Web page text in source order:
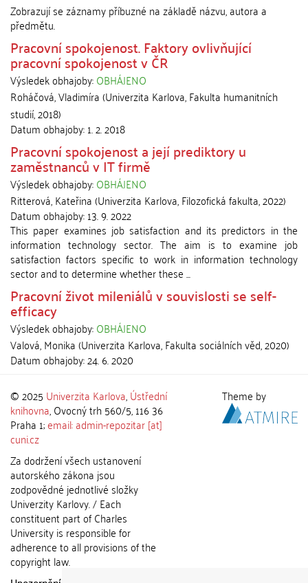
Zobrazují se záznamy příbuzné na základě názvu, autora a
předmětu.
Pracovní spokojenost. Faktory ovlivňující
pracovní spokojenost v ČR
Výsledek obhajoby:OBHÁJENO
Roháčová, Vladimíra(Univerzita Karlova, Fakulta humanitních
studií,2018)
Datum obhajoby:1. 2. 2018
Pracovní spokojenost a její prediktory u
zaměstnanců v IT firmě
Výsledek obhajoby:OBHÁJENO
Ritterová, Kateřina(Univerzita Karlova, Filozofická fakulta,2022)
Datum obhajoby:13. 9. 2022
This paper examines job satisfaction and its predictors in the
information technology sector. The aim is to examine job
satisfaction factors specific to work in information technology
sector and to determine whether these ...
Pracovní život mileniálů v souvislosti se self-
efficacy
Výsledek obhajoby:OBHÁJENO
Valová, Monika(Univerzita Karlova, Fakulta sociálních věd,2020)
Datum obhajoby:24. 6. 2020
© 2025 Univerzita Karlova,Ústřední
knihovna, Ovocný trh 560/5, 116 36
Praha 1;email: admin-repozitar [at]
cuni.cz
Za dodržení všech ustanovení
autorského zákona jsou
zodpovědné jednotlivé složky
Univerzity Karlovy. / Each
constituent part of Charles
University is responsible for
adherence to all provisions of the
copyright law.
Theme by